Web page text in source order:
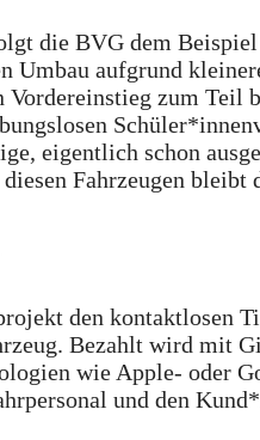
die BVG dem Beispiel
Umbau aufgrund
zum Teil
eigentlich schon
Fahrzeugen
den kontaktlosen
Bezahlt wird mit
wie Apple- oder
und den